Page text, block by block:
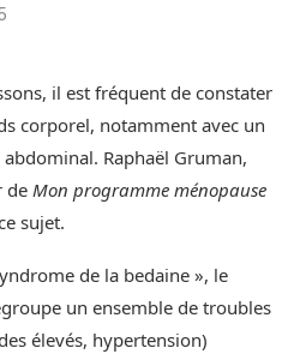
il est fréquent de constater
corporel, notamment avec un
Raphaël Gruman,
de Mon programme ménopause
sujet.
de la bedaine », le
un ensemble de troubles
élevés, hypertension)